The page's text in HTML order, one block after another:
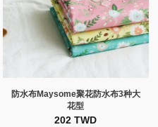
防水布Maysome聚花防水布3种大
花型
202 TWD